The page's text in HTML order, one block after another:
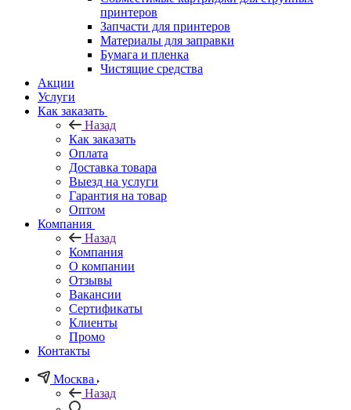
принтеров
Запчасти для принтеров
Материалы для заправки
Бумага и пленка
Чистящие средства
Акции
Услуги
Как заказать
Назад
Как заказать
Оплата
Доставка товара
Выезд на услуги
Гарантия на товар
Оптом
Компания
Назад
Компания
О компании
Отзывы
Вакансии
Сертификаты
Клиенты
Промо
Контакты
Москва
Назад